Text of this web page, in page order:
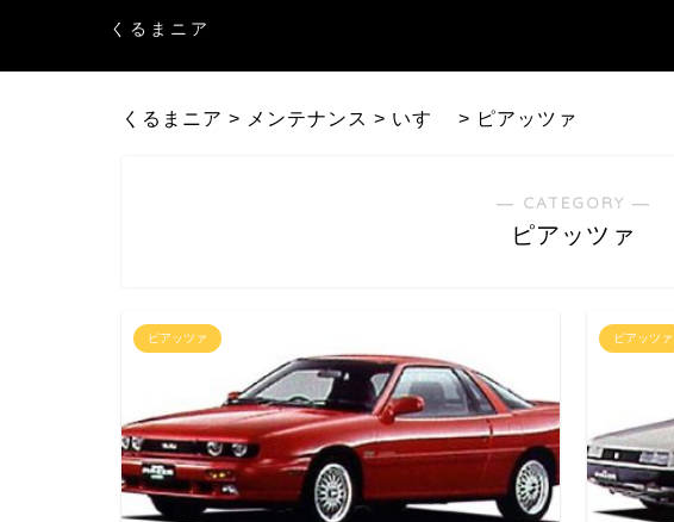
くるまニア
くるまニア > メンテナンス > いすゞ > ピアッツァ
― CATEGORY ―
ピアッツァ
ピアッツァ ピアッツァ